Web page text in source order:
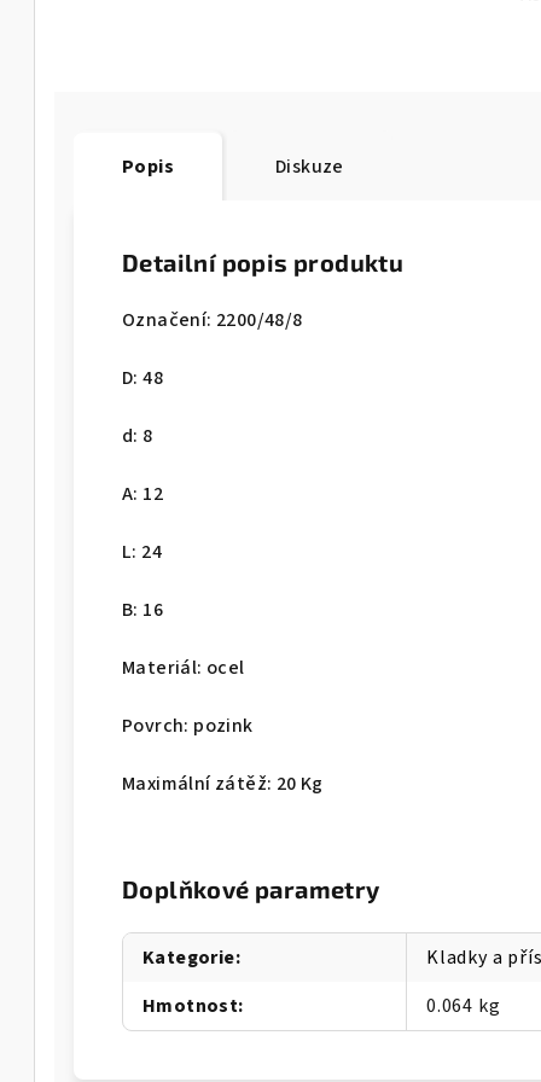
Popis Diskuze
Detailní popis produktu
Označení: 2200/48/8
D: 48
d: 8
A: 12
L: 24
B: 16
Materiál: ocel
Povrch: pozink
Maximální zátěž: 20 Kg
Doplňkové parametry
Kategorie:
Kladky a
Hmotnost: 0.064 kg